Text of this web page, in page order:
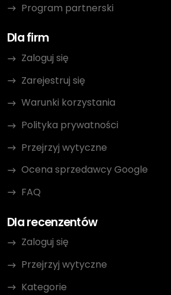
Program partnerski
Dla firm
Zaloguj się
Zarejestruj się
Warunki korzystania
Polityka prywatności
Przejrzyj wytyczne
Ocena sprzedawcy Google
FAQ
Dla recenzentów
Zaloguj się
Przejrzyj wytyczne
Kategorie